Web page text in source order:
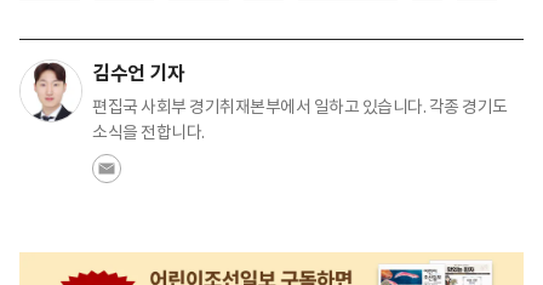
김수언 기자
편집국 사회부 경기취재본부에서 일하고 있습니다. 각종 경기도
소식을 전합니다.